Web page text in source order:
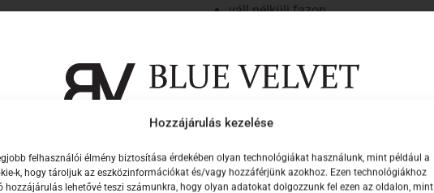
Hozzájárulás kezelése
felhasználói élmény biztosítása érdekében olyan technológiákat használunk, mint például a
k, hogy tároljuk az eszközinformációkat és/vagy hozzáférjünk azokhoz. Ezen technológiákhoz
hozzájárulás lehetővé teszi számunkra, hogy olyan adatokat dolgozzunk fel ezen az oldalon, mint
váll nélküli fazon
bővülő, loknis szoknyarész
alacsony hőfokon mosható
A modell által viselt méret: egyméretes
értesülj új kollekcióinkról!